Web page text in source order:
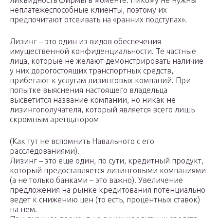
неплатежеспособные клиенты, поэтому их
предпочитают отсеивать на «ранних подступах».
Лизинг – это один из видов обеспечения
имущественной конфиденциальности. Те частные
лица, которые не желают демонстрировать наличие
у них дорогостоящих транспортных средств,
прибегают к услугам лизинговых компаний. При
попытке выяснения настоящего владельца
высветится название компании, но никак не
лизингополучателя, который является всего лишь
скромным арендатором
(Как тут не вспомнить Навального с его
расследованиями).
Лизинг – это еще один, по сути, кредитный продукт,
который предоставляется лизинговыми компаниями
(а не только банками – это важно). Увеличение
предложения на рынке кредитования потенциально
ведет к снижению цен (то есть, процентных ставок)
на нем.